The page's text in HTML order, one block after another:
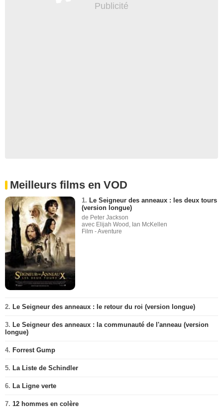
Meilleurs films en VOD
1. Le Seigneur des anneaux : les deux tours
(version longue)
de Peter Jackson
avec Elijah Wood, Ian McKellen
Film - Aventure
2. Le Seigneur des anneaux : le retour du roi (version longue)
3. Le Seigneur des anneaux : la communauté de l'anneau (version
longue)
4. Forrest Gump
5. La Liste de Schindler
6. La Ligne verte
7. 12 hommes en colère